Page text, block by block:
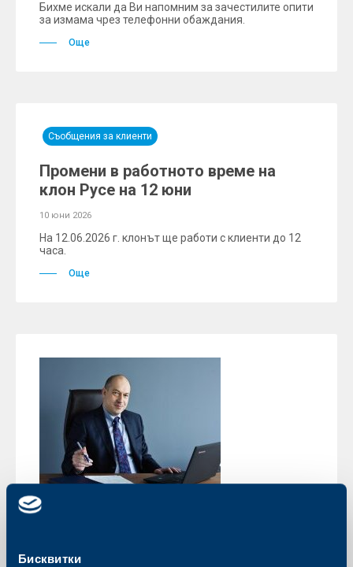
Бисквитки
Бихме искали да Ви напомним за зачестилите опити
за измама чрез телефонни обаждания.
Още
Съобщения за клиенти
Промени в работното време на
клон Русе на 12 юни
10 юни 2026
На 12.06.2026 г. клонът ще работи с клиенти до 12
часа.
Още